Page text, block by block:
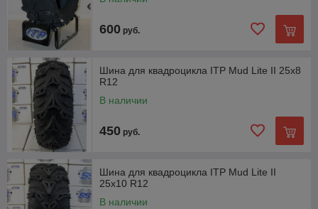
600 руб.
Шина для квадроцикла ITP Mud Lite II 25x8
R12
В наличии
450 руб.
Шина для квадроцикла ITP Mud Lite II
25x10 R12
В наличии